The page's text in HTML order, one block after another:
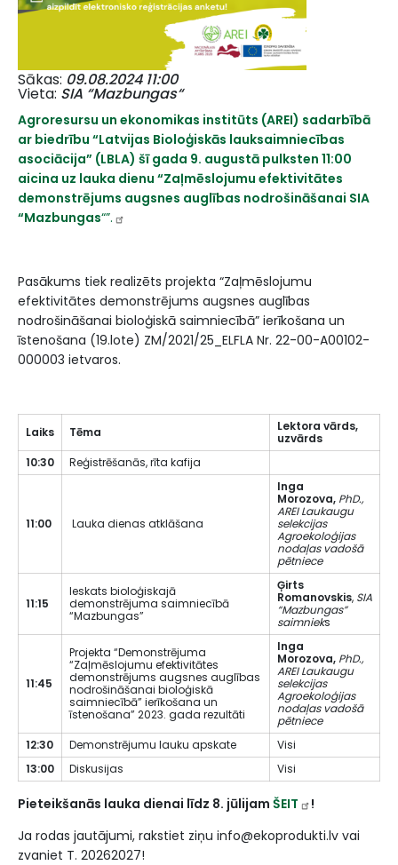
Sākas 09.08.2024 11:00
Vieta SIA “Mazbungas“
Agroresursu un ekonomikas institūts (AREI) sadarbībā
ar biedrību “Latvijas Bioloģiskās lauksaimniecības
asociācija” (LBLA) šī gada 9. augustā pulksten 11:00
aicina uz lauka dienu “Zaļmēslojumu efektivitātes
demonstrējums augsnes auglības nodrošināšanai SIA
“Mazbungas“”.
Pasākums tiek realizēts projekta “Zaļmēslojumu
efektivitātes demonstrējums augsnes auglības
nodrošināšanai bioloģiskā saimniecībā” ierīkošana un
īstenošana (19.lote) ZM/2021/25_ELFLA Nr. 22-00-A00102-
000003 ietvaros.
Laiks Tēma Lektora vārds,
uzvārds
10:30
Reģistrēšanās, rīta kafija
11:00 Lauka dienas atklāšana
Inga
Morozova, PhD.,
AREI Laukaugu
selekcijas
Agroekoloģijas
nodaļas vadošā
pētniece
11:15
Ieskats bioloģiskajā
demonstrējuma saimniecībā
“Mazbungas”
Ģirts
Romanovskis, SIA
“Mazbungas”
saimnieks
11:45
Projekta “Demonstrējuma
“Zaļmēslojumu efektivitātes
demonstrējums augsnes auglības
nodrošināšanai bioloģiskā
saimniecībā” ierīkošana un
īstenošana” 2023. gada rezultāti
Inga
Morozova, PhD.,
AREI Laukaugu
selekcijas
Agroekoloģijas
nodaļas vadošā
pētniece
12:30
Demonstrējumu lauku apskate
Visi
13:00
Diskusijas Visi
Pieteikšanās lauka dienai līdz 8. jūlijam ŠEIT
!
Ja rodas jautājumi, rakstiet ziņu info@ekoprodukti.lv vai
zvaniet T. 20262027!